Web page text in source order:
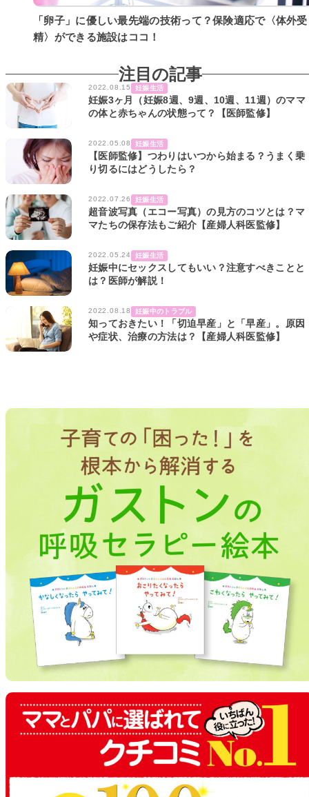
「卵子」に優しい最先端の技術って？保険適応で〈体外受
精〉ができる施設はココ！
注目の記事
2022.08.15 妊娠生活
妊娠3ヶ月（妊娠8週、9週、10週、11週）のママ
の体と赤ちゃんの状態って？【医師監修】
2022.05.08 妊娠生活
【医師監修】つわりはいつから始まる？うまく乗
り切るにはどうしたら？
2022.07.26 妊娠生活
超音波写真（エコー写真）の見方のコツとは？マ
マたちの保存法もご紹介【産婦人科医監修】
2022.05.24 妊娠生活
妊娠中にセックスしてもいい？注意すべきことと
は？医師が解説！
2022.08.18 妊娠中のトラブル
知っておきたい！「切迫早産」と「早産」。原因
や症状、治療の方法は？【産婦人科医監修】